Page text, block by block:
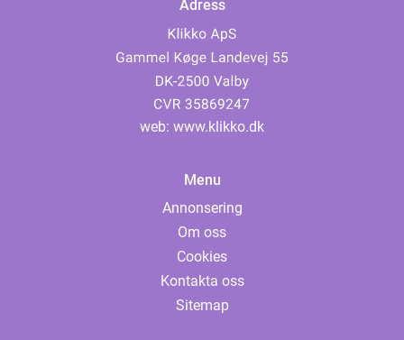
Adress
web: www.klikko.dk
Menu
Annonsering
Om oss
Cookies
Kontakta oss
Sitemap